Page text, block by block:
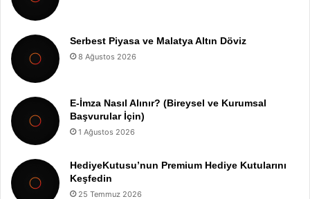
Serbest Piyasa ve Malatya Altın Döviz
8 Ağustos 2026
E-İmza Nasıl Alınır? (Bireysel ve Kurumsal
Başvurular İçin)
1 Ağustos 2026
HediyeKutusu’nun Premium Hediye Kutularını
Keşfedin
25 Temmuz 2026